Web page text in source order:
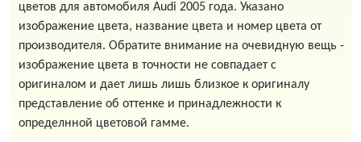
цветов для автомобиля Audi 2005 года. Указано
изображение цвета, название цвета и номер цвета от
производителя. Обратите внимание на очевидную вещь -
изображение цвета в точности не совпадает с
оригиналом и дает лишь лишь близкое к оригиналу
представление об оттенке и принадлежности к
определнной цветовой гамме.